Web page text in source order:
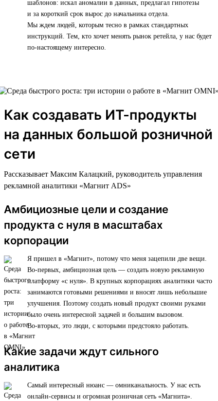
шаблонов: искал аномалии в данных, предлагал гипотезы
и за короткий срок вырос до начальника отдела.
Мы ждем людей, которым тесно в рамках стандартных
инструкций. Тем, кто хочет менять рынок ретейла, у нас будет
по-настоящему интересно.
Как создавать ИТ-продукты
на данных большой розничной
сети
Рассказывает Максим Калацкий, руководитель управления
рекламной аналитики «Магнит ADS»
Амбициозные цели и создание
продукта с нуля в масштабах
корпорации
Я пришел в «Магнит», потому что меня зацепили две вещи.
Во-первых, амбициозная цель — создать новую рекламную
платформу «с нуля». В крупных корпорациях аналитики часто
занимаются готовыми решениями и вносят лишь небольшие
улучшения. Поэтому создать новый продукт своими руками
было очень интересной задачей и большим вызовом.
Во-вторых, это люди, с которыми предстояло работать.
Какие задачи ждут сильного
аналитика
Самый интересный нюанс — омниканальность. У нас есть
онлайн-сервисы и огромная розничная сеть «Магнита».